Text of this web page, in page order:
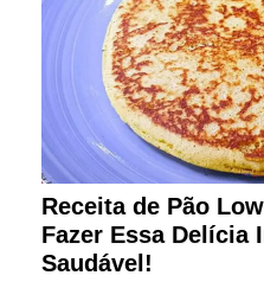
Receita de Pão
Fazer Essa Delícia
Saudável!